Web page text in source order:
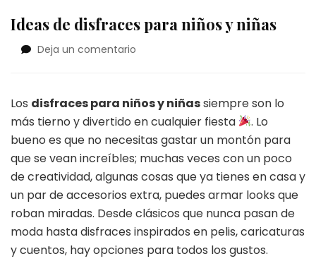
Ideas de disfraces para niños y niñas
Deja un comentario
para
niños
y
Los disfraces para niños y niñassiempre son lo
más tierno y divertido en cualquier fiesta
. Lo
bueno es que no necesitas gastar un montón para
que se vean increíbles; muchas veces con un poco
de creatividad, algunas cosas que ya tienes en casa y
un par de accesorios extra, puedes armar looks que
roban miradas. Desde clásicos que nunca pasan de
moda hasta disfraces inspirados en pelis, caricaturas
y cuentos, hay opciones para todos los gustos.